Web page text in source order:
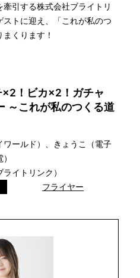
引する株式会社ブライトリ
トに迎え、「これが私のつ
くります！
×2！ビカ×2！ガチャ
～これが私のつくる道
ールド）、きょうこ（電子
イトリンク）
フライヤー